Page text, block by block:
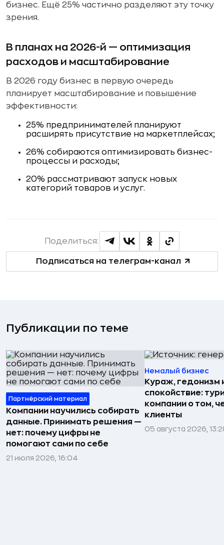
бизнес. Ещё 25% частично разделяют эту точку
зрения.
В планах на 2026-й — оптимизация
расходов и масштабирование
В 2026 году бизнес в первую очередь
планирует масштабирование и повышение
эффективности:
25% предпринимателей планируют
расширять присутствие на маркетплейсах;
26% собираются оптимизировать бизнес-
процессы и расходы;
20% рассматривают запуск новых
категорий товаров и услуг.
Подписаться на телеграм-канал
Поделиться:
Публикации по теме
Партнёрский материал
Компании научились собирать
данные. Принимать решения —
нет: почему цифры не
помогают сами по себе
21 июля 2026, 16:04
Немалый бизнес
Кураж, гедонизм
спокойствие:
компании о том,
клиенты
05 августа 2026,